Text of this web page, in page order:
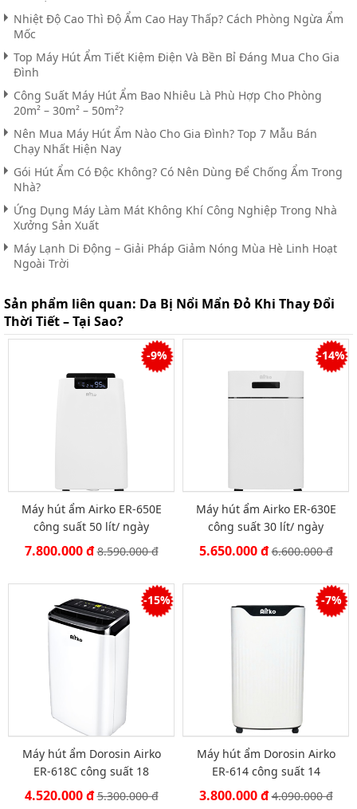
Nhiệt Độ Cao Thì Độ Ẩm Cao Hay Thấp? Cách Phòng Ngừa Ẩm
Mốc
Top Máy Hút Ẩm Tiết Kiệm Điện Và Bền Bỉ Đáng Mua Cho Gia
Đình
Công Suất Máy Hút Ẩm Bao Nhiêu Là Phù Hợp Cho Phòng
20m² – 30m² – 50m²?
Nên Mua Máy Hút Ẩm Nào Cho Gia Đình? Top 7 Mẫu Bán
Chạy Nhất Hiện Nay
Gói Hút Ẩm Có Độc Không? Có Nên Dùng Để Chống Ẩm Trong
Nhà?
Ứng Dụng Máy Làm Mát Không Khí Công Nghiệp Trong Nhà
Xưởng Sản Xuất
Máy Lạnh Di Động – Giải Pháp Giảm Nóng Mùa Hè Linh Hoạt
Ngoài Trời
Sản phẩm liên quan: Da Bị Nổi Mẩn Đỏ Khi Thay Đổi
Thời Tiết – Tại Sao?
-9%
Máy hút ẩm Airko ER-650E
công suất 50 lít/ ngày
7.800.000 đ8.590.000 đ
-14%
Máy hút ẩm Airko ER-630E
công suất 30 lít/ ngày
5.650.000 đ6.600.000 đ
-15%
Máy hút ẩm Dorosin Airko
ER-618C công suất 18
lít/ngày
4.520.000 đ5.300.000 đ
-7%
Máy hút ẩm Dorosin Airko
ER-614 công suất 14
lít/ngày
3.800.000 đ4.090.000 đ